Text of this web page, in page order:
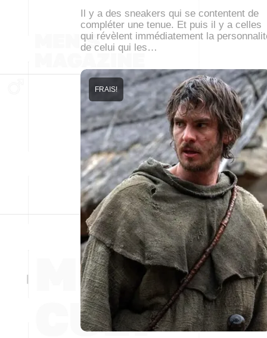
Il y a des sneakers qui se contentent de
compléter une tenue. Et puis il y a celles
qui révèlent immédiatement la
de celui qui les…
FRAIS!